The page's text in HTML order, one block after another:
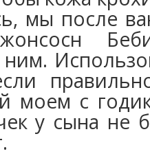
мы после
ним.
моем с
у сына не